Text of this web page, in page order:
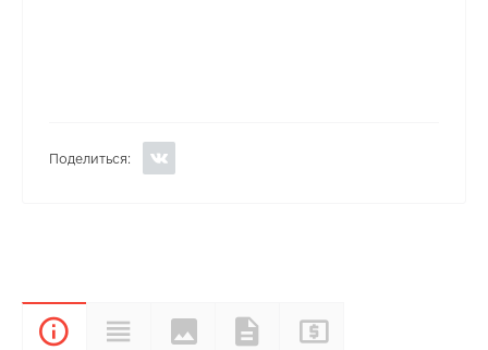
Поделиться:
ОписаниеХарактеристики
Цвета и
покрытия
Документы